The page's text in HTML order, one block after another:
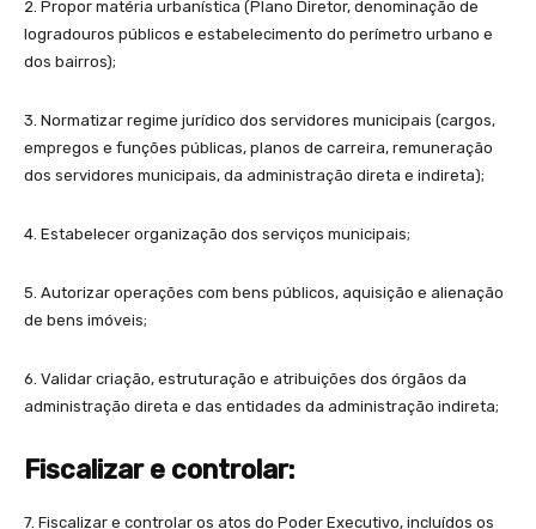
2. Propor matéria urbanística (Plano Diretor, denominação de
logradouros públicos e estabelecimento do perímetro urbano e
dos bairros);
3. Normatizar regime jurídico dos servidores municipais (cargos,
empregos e funções públicas, planos de carreira, remuneração
dos servidores municipais, da administração direta e indireta);
4. Estabelecer organização dos serviços municipais;
5. Autorizar operações com bens públicos, aquisição e alienação
de bens imóveis;
6. Validar criação, estruturação e atribuições dos órgãos da
administração direta e das entidades da administração indireta;
Fiscalizare controlar:
7. Fiscalizar e controlar os atos do Poder Executivo, incluídos os